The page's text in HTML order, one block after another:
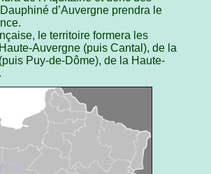
d’Auvergne prendra le
le territoire formera les
Auvergne (puis Cantal), de la
Puy-de-Dôme), de la Haute-